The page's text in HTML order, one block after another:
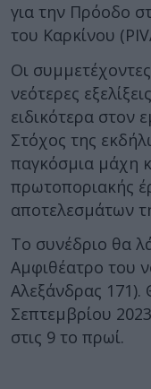
για την Πρόοδο
του Καρκίνου
Οι
νεότερες
ειδικότερα στον
Στόχος της
παγκόσμια μάχη
πρωτοποριακής
αποτελεσμάτων
Το συνέδριο θα
Αμφιθέατρο του
Αλεξάνδρας 171).
Σεπτεμβρίου
στις 9 το πρωί.